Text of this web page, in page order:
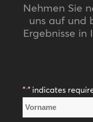
Nehmen Sie
uns auf und
Ergebnisse in
"*" indicates
Name
*